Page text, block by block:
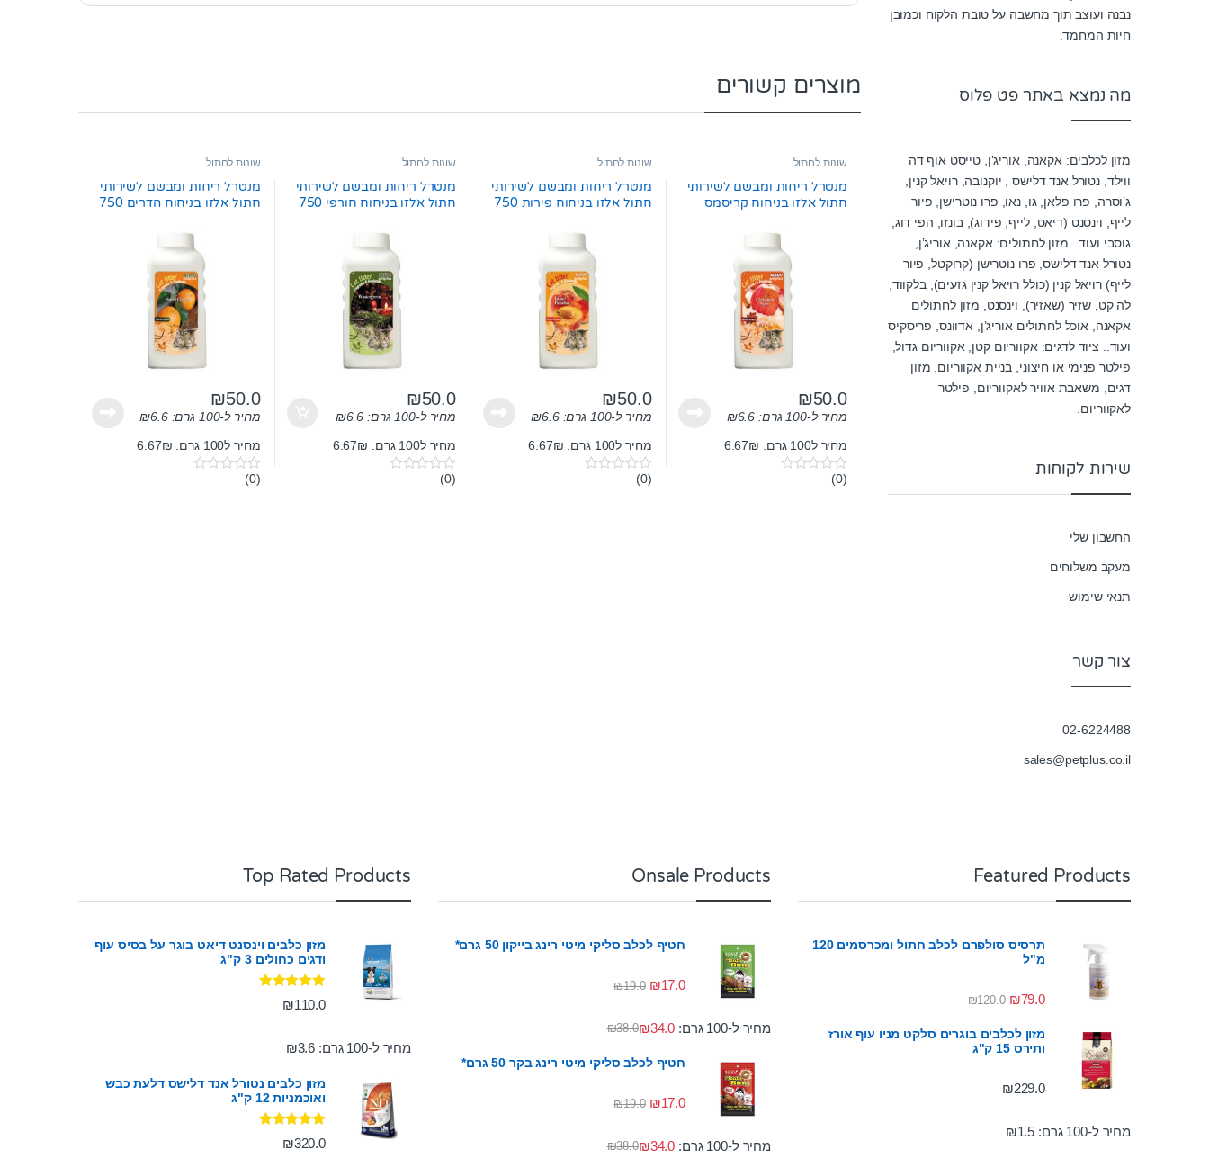
מוצרים קשורים
שונות לחתול
מנטרל ריחות ומבשם לשירותי
חתול אלזו בניחוח קריסמס
₪50.0
מחיר ל-100 גרם: ₪6.6
מחיר ל100 גרם: 6.67₪
0(0)
שונות לחתול
מנטרל ריחות ומבשם לשירותי
חתול אלזו בניחוח פירות 750
₪50.0
מחיר ל-100 גרם: ₪6.6
מחיר ל100 גרם: 6.67₪
0
(0)
שונות לחתול
מנטרל ריחות ומבשם לשירותי
חתול אלזו בניחוח חורפי 750
₪50.0
מחיר ל-100 גרם: ₪6.6
מחיר ל100 גרם: 6.67₪
0(0)
שונות לחתול
מנטרל ריחות ומבשם לשירותי
חתול אלזו בניחוח הדרים 750
₪50.0
מחיר ל-100 גרם: ₪6.6
מחיר ל100 גרם: 6.67₪
0
(0)
נבנה ועוצב תוך מחשבה על טובת הלקוח וכמובן
חיות המחמד.
מה נמצא באתר פט פלוס
מזון לכלבים: אקאנה, אוריג’ן, טייסט אוף דה
ווילד, נטורל אנד דלישס , יוקנובה, רויאל קנין,
ג’וסרה, פרו פלאן, גו, נאו, פרו נוטרישן, פיור
לייף, וינסנט (דיאט, לייף, פידוג), בונזו, הפי דוג,
גוסבי ועוד.. מזון לחתולים: אקאנה, אוריג’ן,
נטורל אנד דלישס, פרו נוטרישן (קרוקטל, פיור
לייף) רויאל קנין (כולל רויאל קנין גזעים), בלקווד,
לה קט, שזיר (שאזיר), וינסנט, מזון לחתולים
אקאנה, אוכל לחתולים אוריג’ן, אדוונס, פריסקיס
ועוד.. ציוד לדגים: אקווריום קטן, אקווריום גדול,
פילטר פנימי או חיצוני, בניית אקווריום, מזון
דגים, משאבת אוויר לאקווריום, פילטר
לאקווריום.
שירות לקוחות
החשבון שלי
מעקב משלוחים
תנאי שימוש
צור קשר
02-6224488
sales@petplus.co.il
Featured Products
תרסיס סולפרם לכלב חתול ומכרסמים 120
מ"ל
₪79.0
₪120.0
מזון לכלבים בוגרים סלקט מניו עוף אורז
ותירס 15 ק"ג
₪229.0
מחיר ל-100 גרם: ₪1.5
Onsale Products
חטיף לכלב סליקי מיטי רינג בייקון 50 גרם*
₪17.0
₪19.0
מחיר ל-100 גרם: ₪38.0₪34.0
חטיף לכלב סליקי מיטי רינג בקר 50 גרם*
₪17.0
₪19.0
מחיר ל-100 גרם: ₪38.0₪34.0
Top Rated Products
מזון כלבים וינסנט דיאט בוגר על בסיס עוף
ודגים כחולים 3 ק"ג
דורג 5.00
מתוך 5 ₪110.0
מחיר ל-100 גרם: ₪3.6
מזון כלבים נטורל אנד דלישס דלעת כבש
ואוכמניות 12 ק"ג
דורג5.00
מתוך 5 ₪320.0